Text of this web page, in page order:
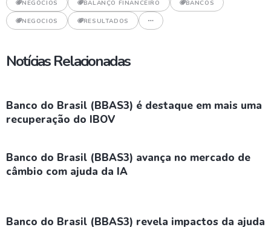
NEGÓCIOS BALANÇO FINANCEIRO BANCOS
NEGOCIOS RESULTADOS
Notícias Relacionadas
Banco do Brasil (BBAS3) é destaque em mais uma
recuperação do IBOV
Banco do Brasil (BBAS3) avança no mercado de
câmbio com ajuda da IA
Banco do Brasil (BBAS3) revela impactos da ajuda